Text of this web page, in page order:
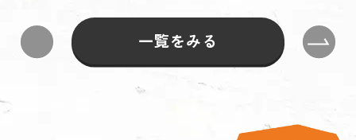
一覧をみる